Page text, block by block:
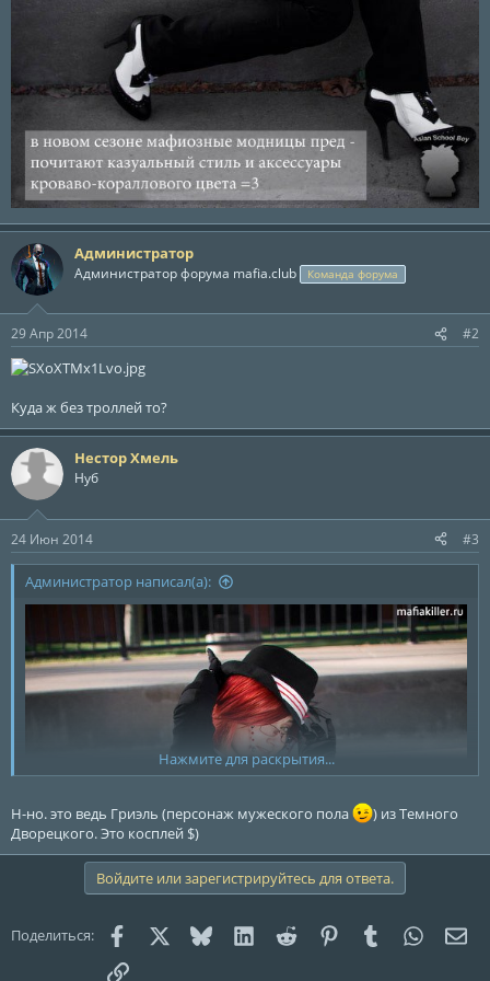
Администратор
Администратор форума mafia.club Команда форума
29 Апр 2014 #2
Куда ж без троллей то?
Нестор Хмель
Нуб
24 Июн 2014 #3
Администратор написал(а):
Нажмите для раскрытия...
Н-но. это ведь Гриэль (персонаж мужеского пола
) из Темного
Дворецкого. Это косплей $)
Войдите или зарегистрируйтесь для ответа.
Поделиться: FacebookX (Twitter)
Bluesky LinkedInReddit PinterestTumblr
Ссылка